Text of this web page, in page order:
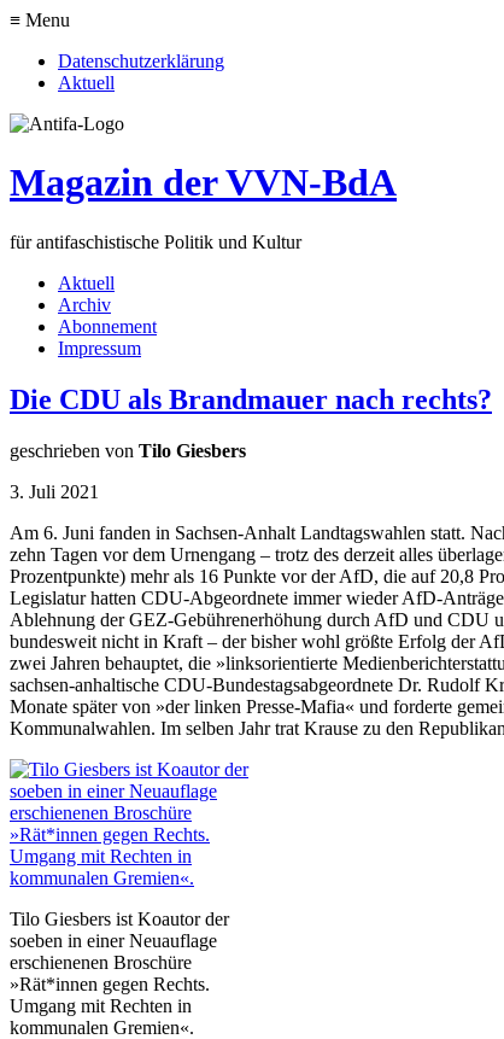
≡ Menu
Datenschutzerklärung
Aktuell
Magazin der VVN-BdA
für antifaschistische Politik und Kultur
Aktuell
Archiv
Abonnement
Impressum
Die CDU als Brandmauer nach rechts?
geschrieben von Tilo Giesbers
3. Juli 2021
Am 6. Juni fanden in Sachsen-Anhalt Landtagswahlen statt.
zehn Tagen vor dem Urnengang – trotz des derzeit alles
Prozentpunkte) mehr als 16 Punkte vor der AfD, die auf 20,8
Legislatur hatten CDU-Abgeordnete immer wieder AfD-
Ablehnung der GEZ-Gebührenerhöhung durch AfD und CDU
bundesweit nicht in Kraft – der bisher wohl größte Erfolg der
zwei Jahren behauptet, die »linksorientierte
sachsen-anhaltische CDU-Bundestagsabgeordnete Dr. Rudolf
Monate später von »der linken Presse-Mafia« und forderte
Kommunalwahlen. Im selben Jahr trat Krause zu den
Tilo Giesbers ist Koautor der
soeben in einer Neuauflage
erschienenen Broschüre
»Rät*innen gegen Rechts.
Umgang mit Rechten in
kommunalen Gremien«.